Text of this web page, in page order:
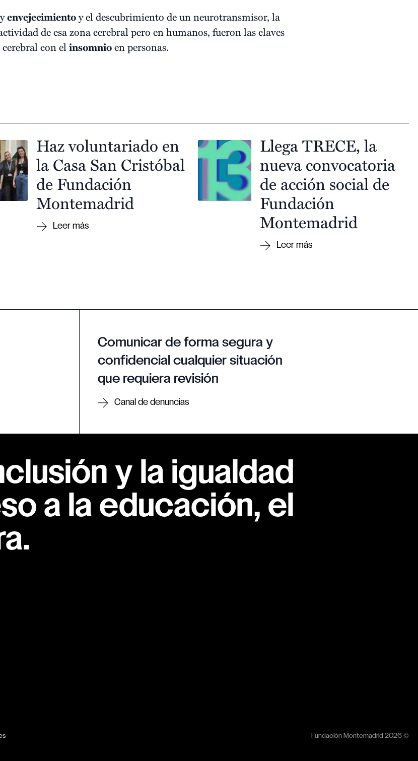
envejecimientoy el descubrimiento de un neurotransmisor, la
de esa zona cerebral pero en humanos, fueron las claves
con elinsomnioen personas.
Haz voluntariado en
la Casa San Cristóbal
de Fundación
Montemadrid
Llega TRECE, la
nueva convocatoria
de acción social de
Fundación
Montemadrid
Comunicar de forma segura y
confidencial cualquier situación
que requiera revisión
Canal de denuncias
y la igualdad
a la educación, el
Fundación Montemadrid 2026 ©